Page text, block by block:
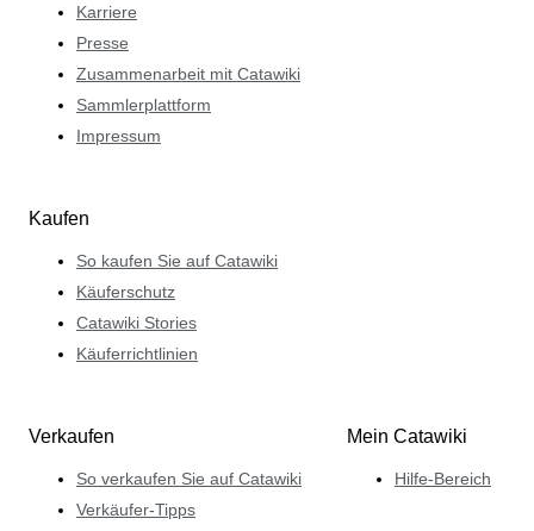
Karriere
Presse
Zusammenarbeit mit Catawiki
Sammlerplattform
Impressum
Kaufen
So kaufen Sie auf Catawiki
Käuferschutz
Catawiki Stories
Käuferrichtlinien
Verkaufen
So verkaufen Sie auf Catawiki
Verkäufer-Tipps
Mein Catawiki
Hilfe-Bereich